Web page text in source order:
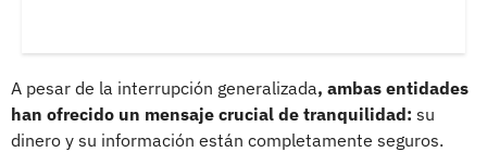
A pesar de la interrupción generalizada, ambas entidades
han ofrecido un mensaje crucial de tranquilidad: su
dinero y su información están completamente seguros.